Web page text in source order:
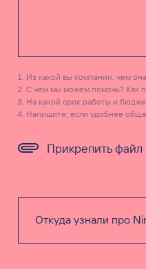
Прикрепить файл
Из какой вы компании, чем
С чем мы можем помочь? Как
На какой срок работы и
Напишите, если удобнее